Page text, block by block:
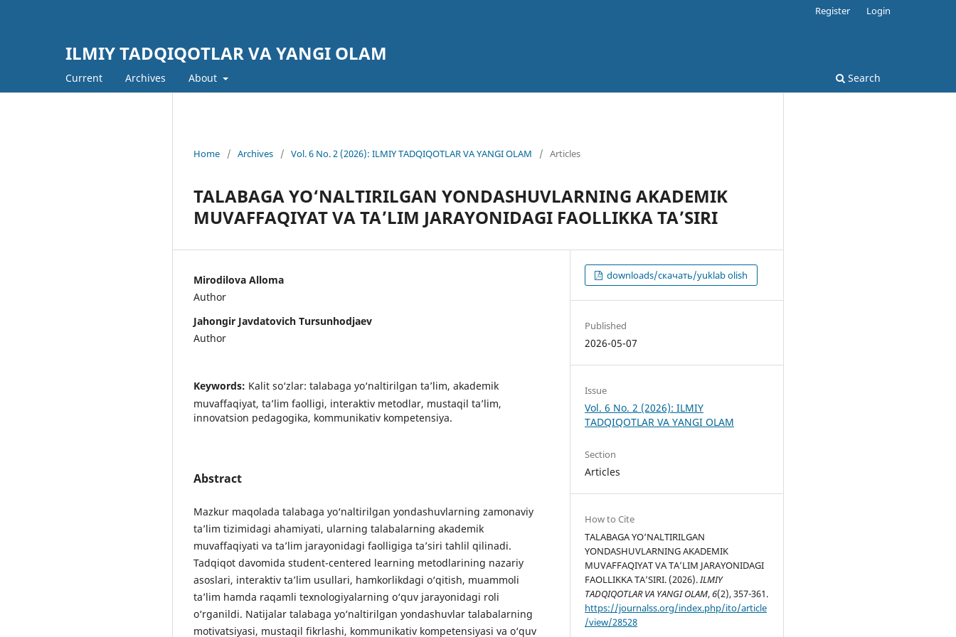
ILMIY TADQIQOTLAR VA YANGI OLAM
Current Archives About Search
Register Login
Home / Archives / Vol. 6 No. 2 (2026): ILMIY TADQIQOTLAR VA YANGI OLAM / Articles
TALABAGA YO‘NALTIRILGAN YONDASHUVLARNING AKADEMIK
MUVAFFAQIYAT VA TA’LIM JARAYONIDAGI FAOLLIKKA TA’SIRI
Mirodilova Alloma
Author
Jahongir Javdatovich Tursunhodjaev
Author
Keywords: Kalit so‘zlar: talabaga yo‘naltirilgan ta’lim, akademik
muvaffaqiyat, ta’lim faolligi, interaktiv metodlar, mustaqil ta’lim,
innovatsion pedagogika, kommunikativ kompetensiya.
Abstract
Mazkur maqolada talabaga yo‘naltirilgan yondashuvlarning zamonaviy
ta’lim tizimidagi ahamiyati, ularning talabalarning akademik
muvaffaqiyati va ta’lim jarayonidagi faolligiga ta’siri tahlil qilinadi.
Tadqiqot davomida student-centered learning metodlarining nazariy
asoslari, interaktiv ta’lim usullari, hamkorlikdagi o‘qitish, muammoli
ta’lim hamda raqamli texnologiyalarning o‘quv jarayonidagi roli
o‘rganildi. Natijalar talabaga yo‘naltirilgan yondashuvlar talabalarning
motivatsiyasi, mustaqil fikrlashi, kommunikativ kompetensiyasi va o‘quv
downloads/скачать/yuklab olish
Published
2026-05-07
Issue
Vol. 6 No. 2 (2026): ILMIY
TADQIQOTLAR VA YANGI OLAM
Section
Articles
How to Cite
TALABAGA YO‘NALTIRILGAN
YONDASHUVLARNING AKADEMIK
MUVAFFAQIYAT VA TA’LIM JARAYONIDAGI
FAOLLIKKA TA’SIRI. (2026).ILMIY
TADQIQOTLAR VA YANGI OLAM,6(2), 357-361.
https://journalss.org/index.php/ito/article
/view/28528